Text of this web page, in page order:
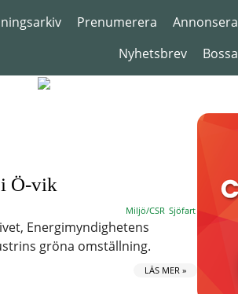
Prenumerera Annonsera
Nyhetsbrev
Bossa
Ö-vik
Miljö/CSR Sjöfart
Energimyndighetens
gröna omställning.
LÄS MER »